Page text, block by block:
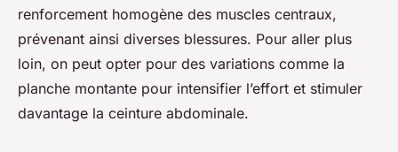
renforcement homogène des muscles centraux,
prévenant ainsi diverses blessures. Pour aller plus
loin, on peut opter pour des variations comme la
planche montante pour intensifier l’effort et stimuler
davantage la ceinture abdominale.